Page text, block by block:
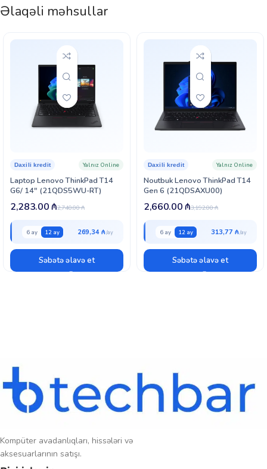
Əlaqəli məhsullar
Laptop Lenovo ThinkPad T14
G6/ 14″ (21QDS5WU-RT)
Daxili kredit Yalnız Online
2,740.00₼
2,283.00₼
6 ay 12 ay 269,34 ₼
Səbətə əlavə et
Noutbuk Lenovo ThinkPad T14
Gen 6 (21QDSAXU00)
Daxili kredit Yalnız Online
3,192.00₼
2,660.00₼
6 ay 12 ay 313,77 ₼
Səbətə əlavə et
Kompüter avadanlıqları, hissələri və
aksesuarlarının satışı.